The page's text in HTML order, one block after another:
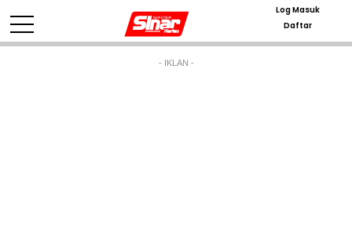
Log Masuk
Daftar
- IKLAN -